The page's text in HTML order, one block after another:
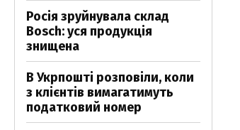
Росія зруйнувала склад
Bosch: уся продукція
знищена
В Укрпошті розповіли, коли
з клієнтів вимагатимуть
податковий номер